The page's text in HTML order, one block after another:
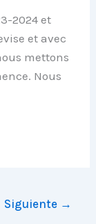
2024 et
et avec
mettons
Nous
Siguiente →